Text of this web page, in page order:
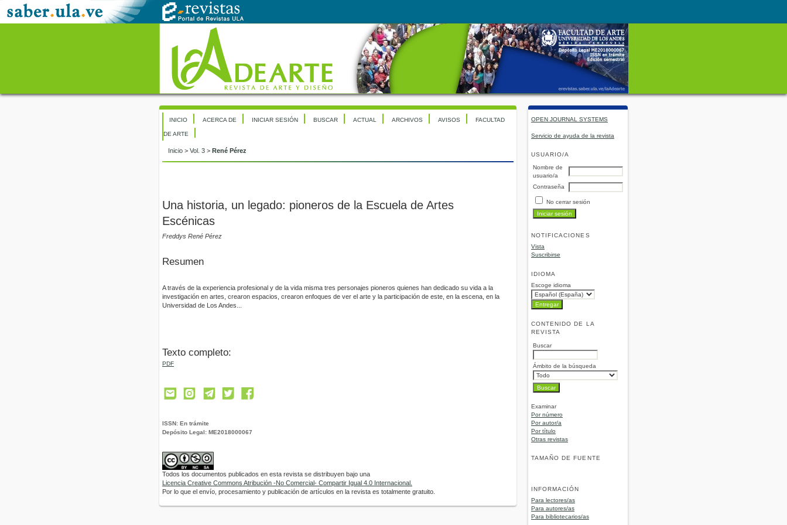
OPEN JOURNAL SYSTEMS
Servicio de ayuda de la revista
USUARIO/A
Nombre de
usuario/a
Contraseña
No cerrar sesión
NOTIFICACIONES
Vista
Suscribirse
IDIOMA
Escoge idioma
CONTENIDO DE LA
REVISTA
Buscar
Ámbito de la búsqueda
Examinar
Por número
Por autor/a
Por título
Otras revistas
TAMAÑO DE FUENTE
INFORMACIÓN
Para lectores/as
Para autores/as
Para bibliotecarios/as
INICIO ACERCA DE INICIAR SESIÓN BUSCAR ACTUAL ARCHIVOS AVISOS FACULTAD
DE ARTE
Inicio > Vol. 3 > René Pérez
Una historia, un legado: pioneros de la Escuela de Artes
Escénicas
Freddys René Pérez
Resumen
A través de la experiencia profesional y de la vida misma tres personajes pioneros quienes han dedicado su vida a la
investigación en artes, crearon espacios, crearon enfoques de ver el arte y la participación de este, en la escena, en la
Universidad de Los Andes...
Texto completo:
PDF
ISSN: En trámite
Depósito Legal: ME2018000067
Todos los documentos publicados en esta revista se distribuyen bajo una
Licencia Creative Commons Atribución -No Comercial- Compartir Igual 4.0 Internacional.
Por lo que el envío, procesamiento y publicación de artículos en la revista es totalmente gratuito.